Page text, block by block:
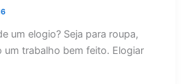
um elogio? Seja para roupa,
um trabalho bem feito. Elogiar